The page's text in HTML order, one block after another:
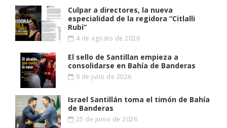
Culpar a directores, la nueva
especialidad de la regidora “Citlalli
Rubi”
4 de agosto de 2026
El sello de Santillan empieza a
consolidarse en Bahía de Banderas
9 de julio de 2026
Israel Santillán toma el timón de Bahía
de Banderas
25 de junio de 2026